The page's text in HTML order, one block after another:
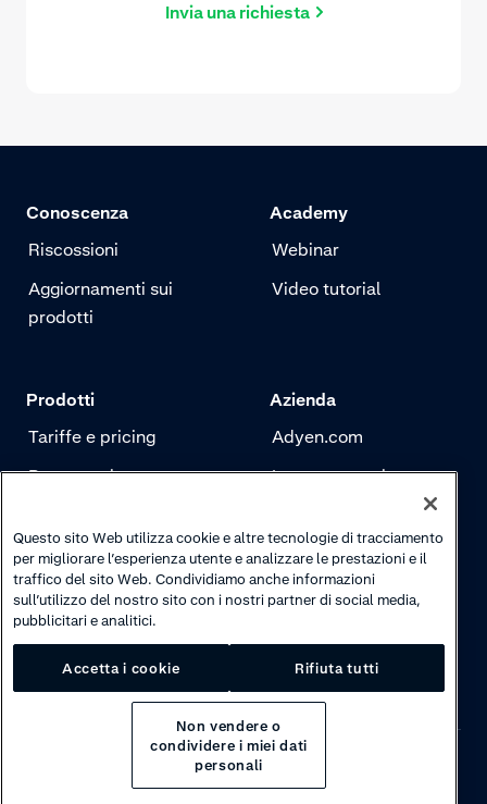
Invia una richiesta
Conoscenza
Riscossioni
Aggiornamenti sui
prodotti
Academy
Webinar
Video tutorial
Prodotti
Tariffe e pricing
Pagamenti
Autenticazione
Azienda
Adyen.com
La nostra storia
Carriere
Disclaimer ·© 2026 Adyen
Questo sito Web utilizza cookie e altre tecnologie di tracciamento
per migliorare l’esperienza utente e analizzare le prestazioni e il
traffico del sito Web. Condividiamo anche informazioni
sull’utilizzo del nostro sito con i nostri partner di social media,
pubblicitari e analitici.
Accetta i cookie Rifiuta tutti
Non vendere o
condividere i miei dati
personali